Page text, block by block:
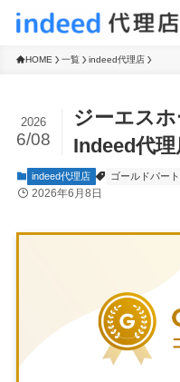
HOME 一覧 indeed代理店
ジーエス
Indeed代理
2026
6/08
indeed代理店 ゴールドパー
2026年6月8日